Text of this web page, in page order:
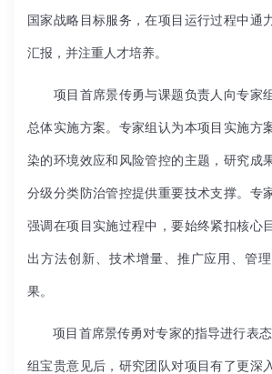
国家战略目标服务，在项目运行过程中通
汇报，并注重人才培养。
项目首席景传勇与课题负责人向专家
总体实施方案。专家组认为本项目实施方
染的环境效应和风险管控的主题，研究成
分级分类防治管控提供重要技术支撑。专
强调在项目实施过程中，要始终紧扣核心
出方法创新、技术增量、推广应用、管
果。
项目首席景传勇对专家的指导进行表
组宝贵意见后，研究团队对项目有了更深